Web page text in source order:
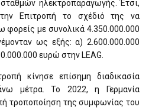
σταθμών ηλεκτροπαραγωγής. Έτσι,
Επιτροπή το σχέδιό της να
φορείς με συνολικά 4.350.000.000
ως εξής: α) 2.600.000.000
ευρώ στην LEAG.
κίνησε επίσημη διαδικασία
μέτρα. Το 2022, η Γερμανία
τροποποίηση της συμφωνίας του